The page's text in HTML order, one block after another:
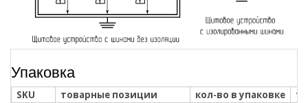
Упаковка
SKU товарные позиции кол-во в упаковке